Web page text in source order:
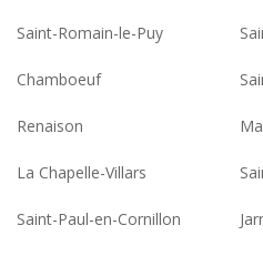
Saint-Romain-le-Puy
Chamboeuf
Renaison
La Chapelle-Villars
Saint-Paul-en-Cornillon